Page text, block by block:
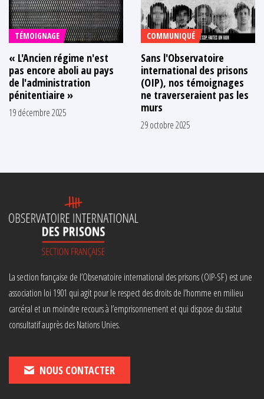
TÉMOIGNAGE
« L'Ancien régime n'est
pas encore aboli au pays
de l'administration
pénitentiaire »
19 décembre 2025
COMMUNIQUÉ
Sans l'Observatoire
international des prisons
(OIP), nos témoignages
ne traverseraient pas les
murs
29 octobre 2025
La section française de l’Observatoire international des prisons (OIP-SF) est une
association loi 1901 qui agit pour le respect des droits de l’homme en milieu
carcéral et un moindre recours à l’emprisonnement et qui dispose du statut
consultatif auprès des Nations Unies.
NOUS CONTACTER